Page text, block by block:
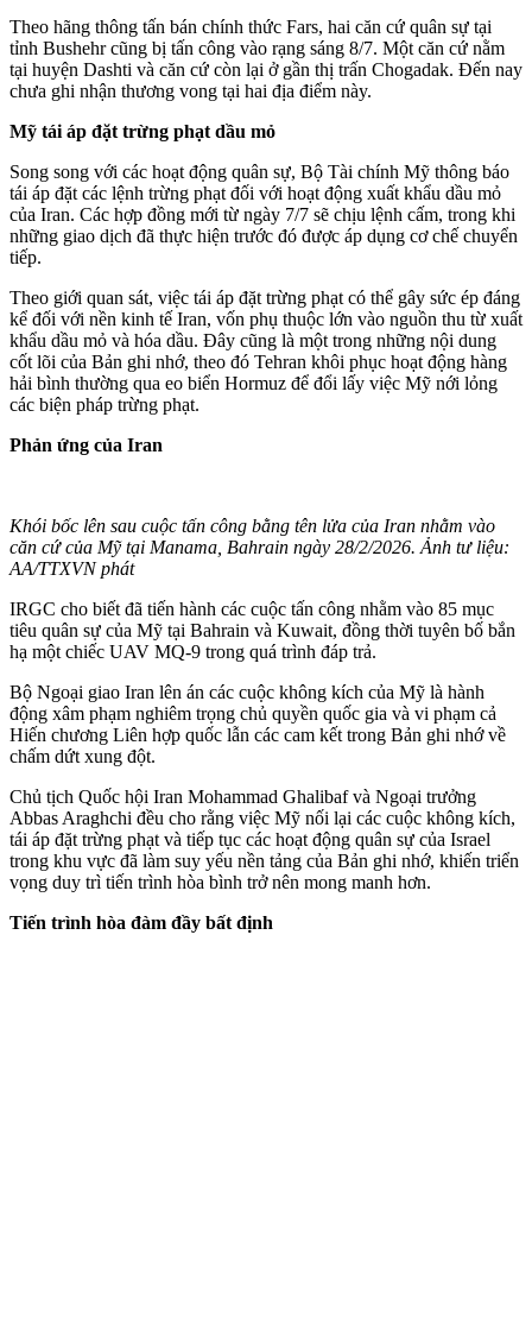
Theo hãng thông tấn bán chính thức Fars, hai căn cứ quân sự tại
tỉnh Bushehr cũng bị tấn công vào rạng sáng 8/7. Một căn cứ nằm
tại huyện Dashti và căn cứ còn lại ở gần thị trấn Chogadak. Đến nay
chưa ghi nhận thương vong tại hai địa điểm này.
Mỹ tái áp đặt trừng phạt dầu mỏ
Song song với các hoạt động quân sự, Bộ Tài chính Mỹ thông báo
tái áp đặt các lệnh trừng phạt đối với hoạt động xuất khẩu dầu mỏ
của Iran. Các hợp đồng mới từ ngày 7/7 sẽ chịu lệnh cấm, trong khi
những giao dịch đã thực hiện trước đó được áp dụng cơ chế chuyển
tiếp.
Theo giới quan sát, việc tái áp đặt trừng phạt có thể gây sức ép đáng
kể đối với nền kinh tế Iran, vốn phụ thuộc lớn vào nguồn thu từ xuất
khẩu dầu mỏ và hóa dầu. Đây cũng là một trong những nội dung
cốt lõi của Bản ghi nhớ, theo đó Tehran khôi phục hoạt động hàng
hải bình thường qua eo biển Hormuz để đổi lấy việc Mỹ nới lỏng
các biện pháp trừng phạt.
Phản ứng của Iran
Khói bốc lên sau cuộc tấn công bằng tên lửa của Iran nhằm vào
căn cứ của Mỹ tại Manama, Bahrain ngày 28/2/2026. Ảnh tư liệu:
AA/TTXVN phát
IRGC cho biết đã tiến hành các cuộc tấn công nhằm vào 85 mục
tiêu quân sự của Mỹ tại Bahrain và Kuwait, đồng thời tuyên bố bắn
hạ một chiếc UAV MQ-9 trong quá trình đáp trả.
Bộ Ngoại giao Iran lên án các cuộc không kích của Mỹ là hành
động xâm phạm nghiêm trọng chủ quyền quốc gia và vi phạm cả
Hiến chương Liên hợp quốc lẫn các cam kết trong Bản ghi nhớ về
chấm dứt xung đột.
Chủ tịch Quốc hội Iran Mohammad Ghalibaf và Ngoại trưởng
Abbas Araghchi đều cho rằng việc Mỹ nối lại các cuộc không kích,
tái áp đặt trừng phạt và tiếp tục các hoạt động quân sự của Israel
trong khu vực đã làm suy yếu nền tảng của Bản ghi nhớ, khiến triển
vọng duy trì tiến trình hòa bình trở nên mong manh hơn.
Tiến trình hòa đàm đầy bất định